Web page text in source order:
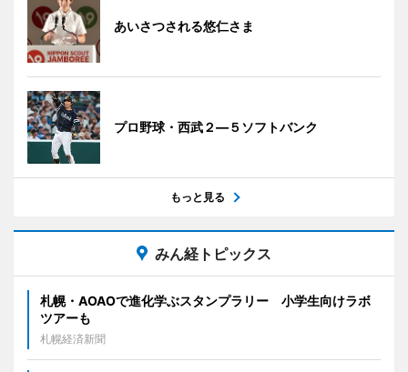
あいさつされる悠仁さま
プロ野球・西武２―５ソフトバンク
もっと見る
みん経トピックス
札幌・AOAOで進化学ぶスタンプラリー 小学生向けラボ
ツアーも
札幌経済新聞